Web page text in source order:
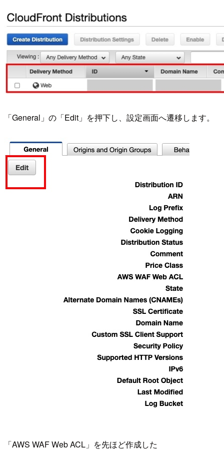
「General」の「Edit」を押下し、設定画面へ遷移します。
「AWS WAF Web ACL」を先ほど作成した